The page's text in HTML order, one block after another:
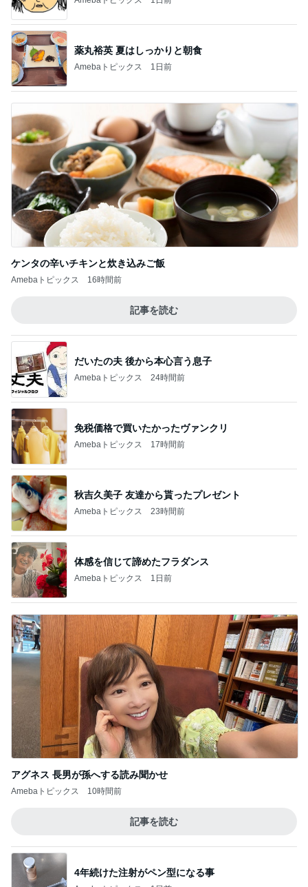
薬丸裕英 夏はしっかりと朝食
Amebaトピックス 1日前
ケンタの辛いチキンと炊き込みご飯
Amebaトピックス 16時間前
記事を読む
だいたの夫 後から本心言う息子
Amebaトピックス 24時間前
免税価格で買いたかったヴァンクリ
Amebaトピックス 17時間前
秋吉久美子 友達から貰ったプレゼント
Amebaトピックス 23時間前
体感を信じて諦めたフラダンス
Amebaトピックス 1日前
アグネス 長男が孫へする読み聞かせ
Amebaトピックス 10時間前
記事を読む
4年続けた注射がペン型になる事